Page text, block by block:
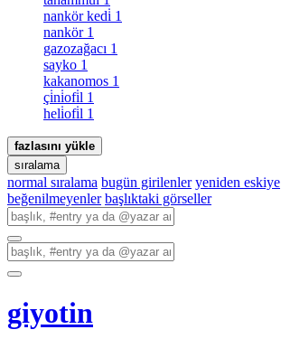
nankör kedi̇ 1
nankör 1
gazozağacı 1
sayko 1
kakanomos 1
çi̇ni̇ofi̇l 1
heli̇ofi̇l 1
fazlasını yükle
sıralama
normal sıralama bugün girilenler yeniden eskiye
beğenilmeyenler başlıktaki görseller
giyotin